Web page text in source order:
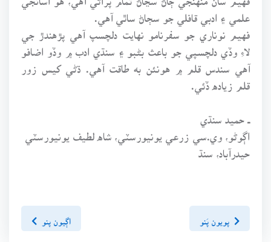
علمي ۽ ادبي قافلي جو سڄاڻ ساٿي آهي.
فهيم نوناري جو سفرنامو نهايت دلچسپ آهي پڙهندڙ جي
لاءِ وڏي دلچسپي جو باعث بڻبو ۽ سنڌي ادب ۾ وڏو اضافو
آهي سندس قلم ۾ هونئن به طاقت آهي. ڌڻي کيس زور
قلم زياده ڏئي.
ــ حميد سنڌي
اڳوڻو، وي.سي زرعي يونيورسٽي، شاه لطيف يونيورسٽي
حيدرآباد، سنڌ
اڳيون پنو